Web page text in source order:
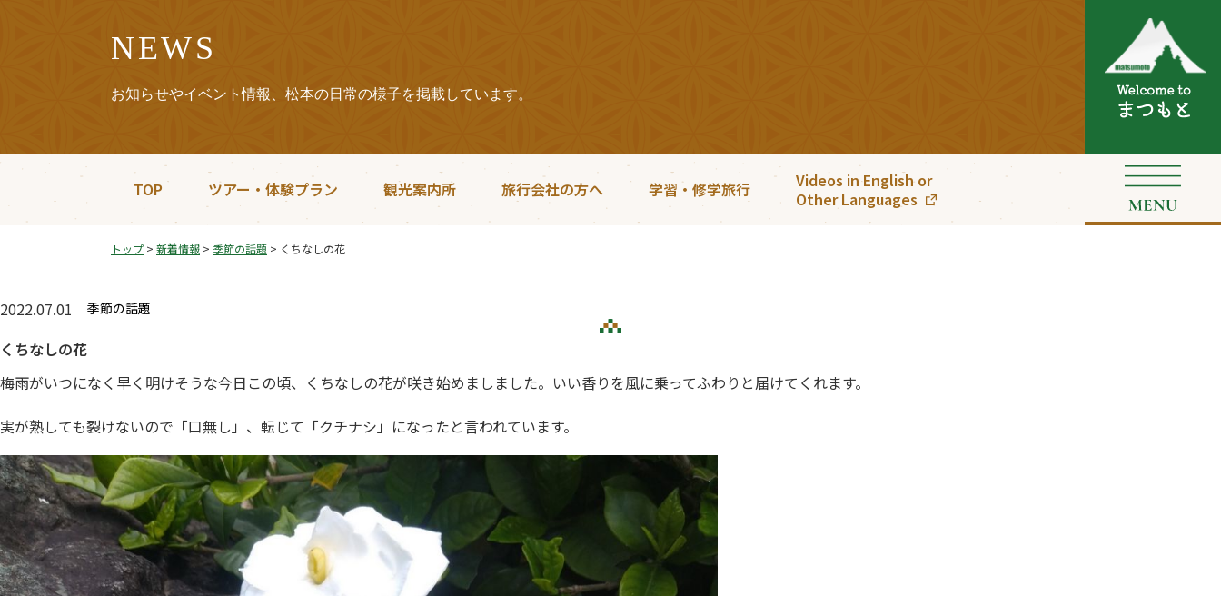
NEWS
お知らせやイベント情報、松本の日常の様子を掲載しています。
TOP ツアー・体験プラン 観光案内所 旅行会社の方へ 学習・修学旅行
Videos in English or
Other Languages
トップ > 新着情報 > 季節の話題 > くちなしの花
2022.07.01 季節の話題
くちなしの花
梅雨がいつになく早く明けそうな今日この頃、くちなしの花が咲き始めましました。いい香りを風に乗ってふわりと届けてくれます。
実が熟しても裂けないので「口無し」、転じて「クチナシ」になったと言われています。